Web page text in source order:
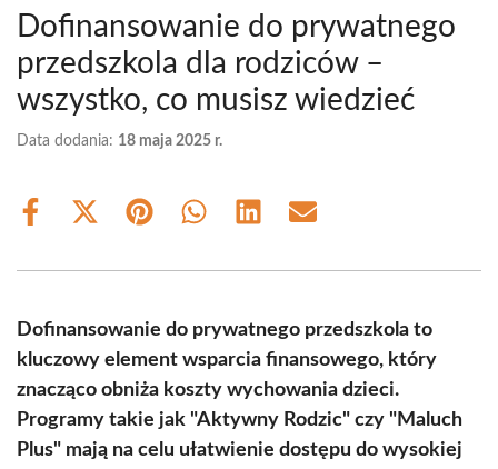
Dofinansowanie do prywatnego
przedszkola dla rodziców –
wszystko, co musisz wiedzieć
Data dodania: 18 maja 2025 r.
Share
Share
(Twitter)
Share Share Share Share
Dofinansowanie do prywatnego przedszkola to
kluczowy element wsparcia finansowego, który
znacząco obniża koszty wychowania dzieci.
Programy takie jak "Aktywny Rodzic" czy "Maluch
Plus" mają na celu ułatwienie dostępu do wysokiej